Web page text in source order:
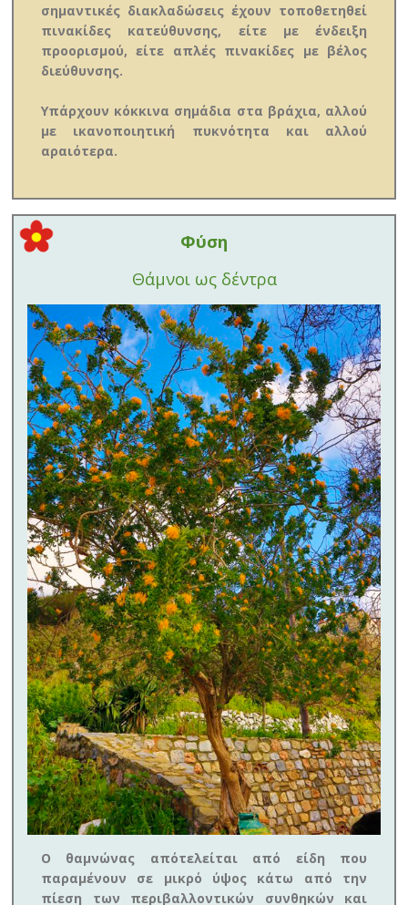
σημαντικές διακλαδώσεις έχουν τοποθετηθεί
πινακίδες κατεύθυνσης, είτε με ένδειξη
προορισμού, είτε απλές πινακίδες με βέλος
διεύθυνσης.
Υπάρχουν κόκκινα σημάδια στα βράχια, αλλού
με ικανοποιητική πυκνότητα και αλλού
αραιότερα.
Φύση
Θάμνοι ως δέντρα
Ο θαμνώνας απότελείται από είδη που
παραμένουν σε μικρό ύψος κάτω από την
πίεση των περιβαλλοντικών συνθηκών και